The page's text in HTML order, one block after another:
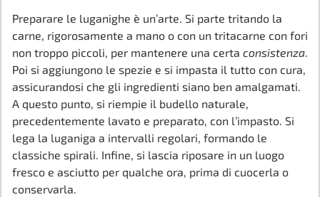
Preparare le luganighe è un’arte. Si parte tritando la
carne, rigorosamente a mano o con un tritacarne con fori
non troppo piccoli, per mantenere una certa consistenza.
Poi si aggiungono le spezie e si impasta il tutto con cura,
assicurandosi che gli ingredienti siano ben amalgamati.
A questo punto, si riempie il budello naturale,
precedentemente lavato e preparato, con l’impasto. Si
lega la luganiga a intervalli regolari, formando le
classiche spirali. Infine, si lascia riposare in un luogo
fresco e asciutto per qualche ora, prima di cuocerla o
conservarla.